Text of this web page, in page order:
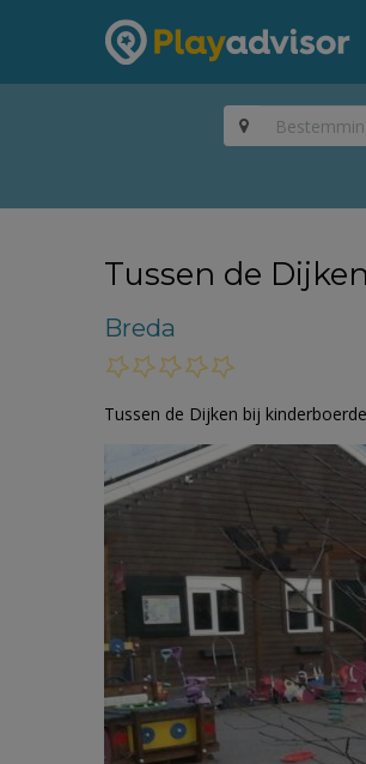
Tussen de
Breda
Tussen de Dijken bij